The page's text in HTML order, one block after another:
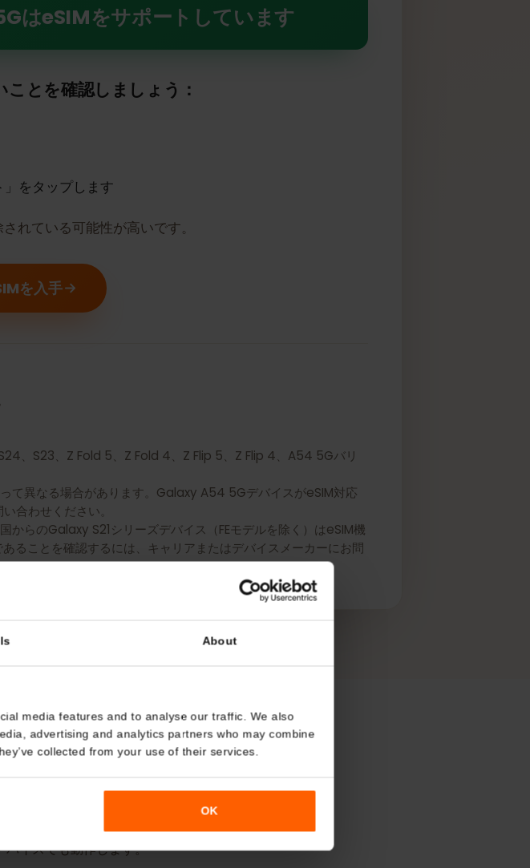
Details About
social media features and to analyse our traffic. We also
media, advertising and analytics partners who may combine
they’ve collected from your use of their services.
き放つ
5GはeSIMをサポートしています
いことを確認しましょう：
除されている可能性が高いです。
を入手
ス。
S24、S23、Z Fold 5、Z Fold 4、Z Flip 5、Z Flip 4、A54 5Gバリ
よって異なる場合があります。Galaxy A54 5GデバイスがeSIM対応
問い合わせください。
であることを確認するには、キャリアまたはデバイスメーカーにお問
詳細